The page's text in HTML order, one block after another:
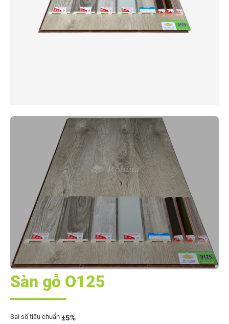
Sàn gỗ O125
Sai số tiêu chuẩn ±5%